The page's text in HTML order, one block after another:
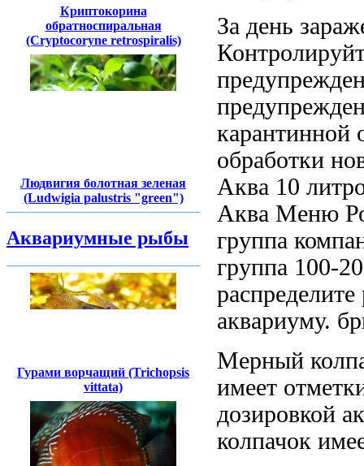
Криптокорина
обратноспиральная
(Cryptocoryne retrospiralis)
Людвигия болотная зеленая
(Ludwigia palustris "green")
Аквариумные рыбы
Гурами ворчащий (Trichopsis
vittata)
За день
карантинной
обработки
Аква 10
Аква Меню
группа
группа 100-
распределите
аквариуму.
Мерный
имеет
дозировкой
колпачок